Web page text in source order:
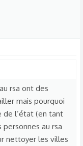
rsa ont des
mais pourquoi
de l’état (en tant
au rsa
nettoyer les villes